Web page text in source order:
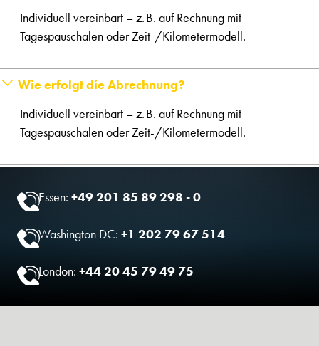
Individuell vereinbart – z. B. auf Rechnung mit
Tagespauschalen oder Zeit-/Kilometermodell.
Wie erfolgt die Abrechnung?
Individuell vereinbart – z. B. auf Rechnung mit
Tagespauschalen oder Zeit-/Kilometermodell.
Essen:+49 201 85 89 298 - 0
Washington DC:+1 202 79 67 514
London:+44 20 45 79 49 75